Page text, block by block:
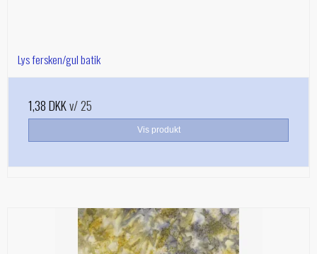
Lys fersken/gul batik
1,38 DKKv/ 25
Vis produkt